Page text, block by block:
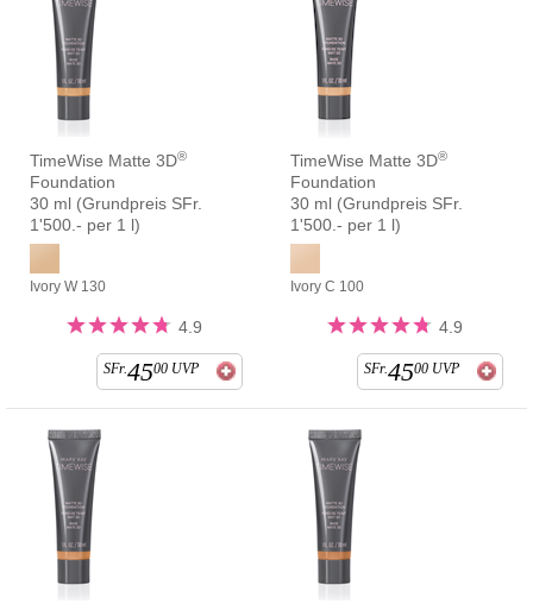
TimeWise Matte 3D®
Foundation
30 ml (Grundpreis SFr.
1'500.- per 1 l)
Ivory W 130
4.9
SFr.4500 UVP
TimeWise Matte 3D®
Foundation
30 ml (Grundpreis SFr.
1'500.- per 1 l)
Ivory C 100
4.9
SFr.4500 UVP